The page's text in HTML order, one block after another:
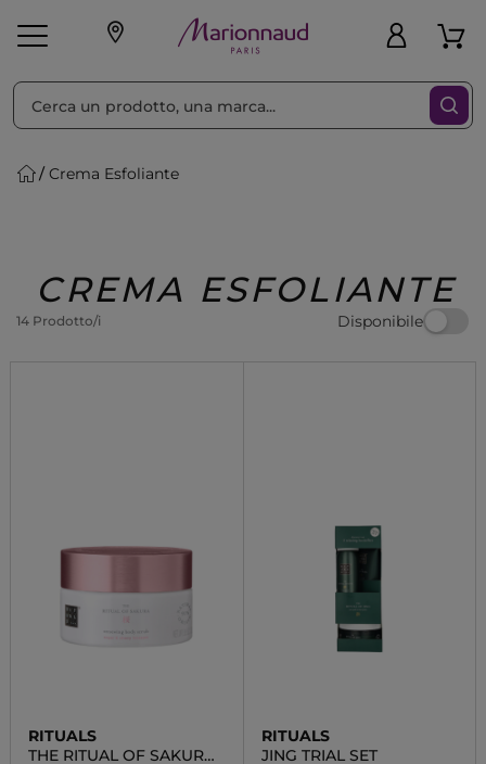
Make-up Profumi
Regalo
Crema Esfoliante
CREMA ESFOLIANTE
14 Prodotto/i Disponibile
Ordina per Filtra
RITUALS
THE RITUAL OF SAKURA
RITUALS
JING TRIAL SET